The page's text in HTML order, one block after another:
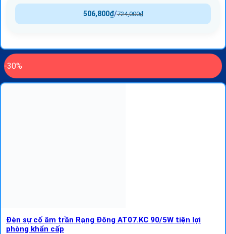
724,000₫
/
506,800₫
-30%
Đèn sự cố âm trần Rạng Đông AT07.KC 90/5W tiện lợi
phòng khẩn cấp